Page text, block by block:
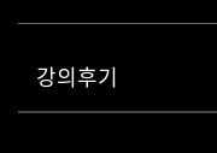
강의후기